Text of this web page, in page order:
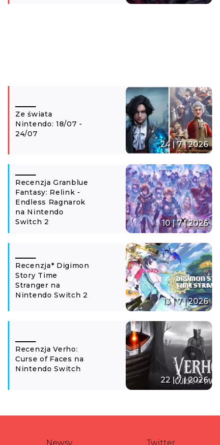
Ze świata
Nintendo: 18/07 -
24/07
24 | 7 | 2026
Recenzja Granblue
Fantasy: Relink -
Endless Ragnarok
na Nintendo
Switch 2
10 | 7 | 2026
Recenzja* Digimon
Story Time
Stranger na
Nintendo Switch 2
13 | 7 | 2026
Recenzja Verho:
Curse of Faces na
Nintendo Switch
22 | 7 | 2026
Newsy Twitter